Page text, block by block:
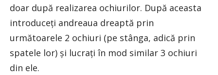
doar după realizarea ochiurilor. După aceasta
introduceți andreaua dreaptă prin
următoarele 2 ochiuri (pe stânga, adică prin
spatele lor) și lucrați în mod similar 3 ochiuri
din ele.